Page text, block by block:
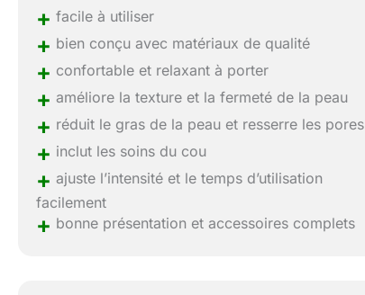
+ facile à utiliser
+ bien conçu avec matériaux de qualité
+ confortable et relaxant à porter
+ améliore la texture et la fermeté de la peau
+ réduit le gras de la peau et resserre les pores
+ inclut les soins du cou
+ ajuste l’intensité et le temps d’utilisation
facilement
+ bonne présentation et accessoires complets